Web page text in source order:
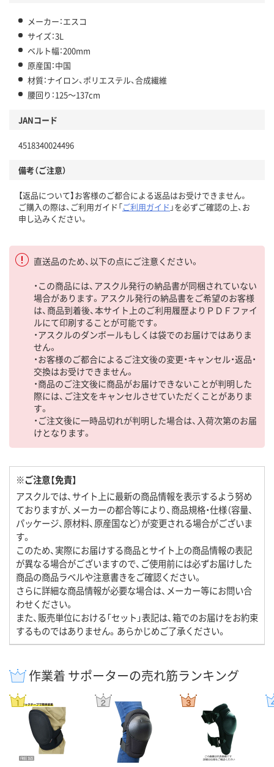
メーカー：エスコ
サイズ：3L
ベルト幅：200mm
原産国：中国
材質：ナイロン、ポリエステル、合成繊維
腰回り：125～137cm
JANコード
4518340024496
備考（ご注意）
【返品について】お客様のご都合による返品はお受けできません。
ご購入の際は、ご利用ガイド「ご利用ガイド 」を必ずご確認の上、お
申し込みください。
直送品のため、以下の点にご注意ください。
・この商品には、アスクル発行の納品書が同梱されていない
場合があります。アスクル発行の納品書をご希望のお客様
は、商品到着後、本サイト上のご利用履歴よりＰＤＦファイ
ルにて印刷することが可能です。
・アスクルのダンボールもしくは袋でのお届けではありま
せん。
・お客様のご都合によるご注文後の変更・キャンセル・返品・
交換はお受けできません。
・商品のご注文後に商品がお届けできないことが判明した
際には、ご注文をキャンセルさせていただくことがありま
す。
・ご注文後に一時品切れが判明した場合は、入荷次第のお届
けとなります。
※ご注意【免責】
アスクルでは、サイト上に最新の商品情報を表示するよう努め
ておりますが、メーカーの都合等により、商品規格・仕様（容量、
パッケージ、原材料、原産国など）が変更される場合がございま
す。
このため、実際にお届けする商品とサイト上の商品情報の表記
が異なる場合がございますので、ご使用前には必ずお届けした
商品の商品ラベルや注意書きをご確認ください。
さらに詳細な商品情報が必要な場合は、メーカー等にお問い合
わせください。
また、販売単位における「セット」表記は、箱でのお届けをお約束
するものではありません。あらかじめご了承ください。
作業着 サポーターの売れ筋ランキング